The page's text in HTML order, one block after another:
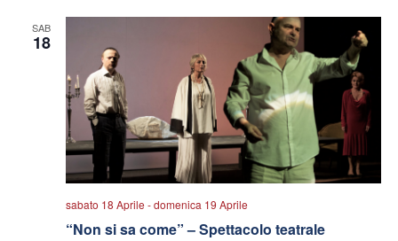
SAB
18
sabato 18 Aprile -domenica 19 Aprile
“Non si sa come” – Spettacolo teatrale